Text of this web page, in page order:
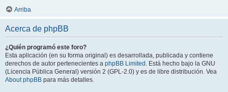
Arriba
Acerca de phpBB
¿Quién programó este foro?
Esta aplicación (en su forma original) es desarrollada, publicada y contiene
derechos de autor pertenecientes a phpBB Limited . Está hecho bajo la GNU
(Licencia Pública General) versión 2 (GPL-2.0) y es de libre distribución. Vea
About phpBB para más detalles.